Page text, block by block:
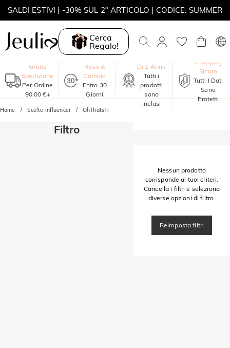
SALDI ESTIVI | -30% SUL 2° ARTICOLO | CODICE: SUMMER
MOVE MY WAY | ACQUISTA 3, COLLANA IN REGALO
Cerca
Regalo!
Gratis
Spedizione
Per Ordine
90,00 €+
Reso &
Cambio
Entro 30
Giorni
Di 1 Anno
Tutti i
prodotti
sono
inclusi
Shopping
Sicuro
Tutti I Dati
Sono
Protetti
Home Scelte influencer OhThatsTi
Filtro
Nessun prodotto
corrisponde ai tuoi criteri.
Cancella i filtri e seleziona
diverse opzioni di filtro.
Reimposta filtri